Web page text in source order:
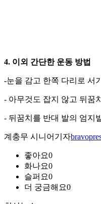
4. 이외 간단한 운동 방법
-눈을 감고 한쪽 다리로 서
- 아무것도 잡지 않고 뒤꿈
- 뒤꿈치를 반대 발의 엄지
계충무 시니어기자
좋아요0
화나요0
슬퍼요0
더 궁금해요0